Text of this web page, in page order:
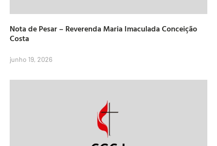
Nota de Pesar – Reverenda Maria Imaculada Conceição
Costa
junho 19, 2026